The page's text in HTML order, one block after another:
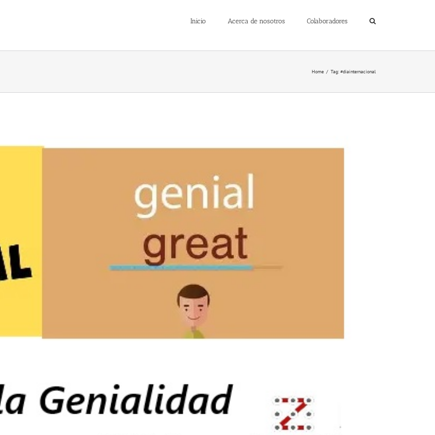
Inicio Acerca de nosotros Colaboradores
Home / Tag: #diainternacional